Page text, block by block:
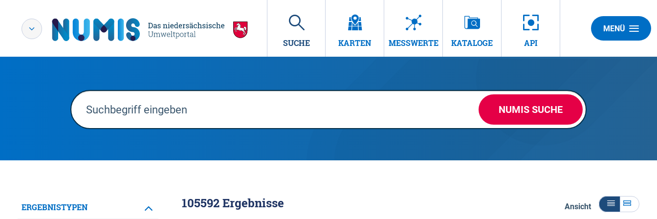
SUCHE KARTEN MESSWERTE KATALOGE API
MENÜ
NUMIS SUCHE
ERGEBNISTYPEN 105592Ergebnisse Ansicht